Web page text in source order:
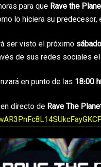
para que Rave the
lo hiciera su predecesor,
ser visto el próximo
de sus redes sociales
en punto de las 18:00
directo de Rave The